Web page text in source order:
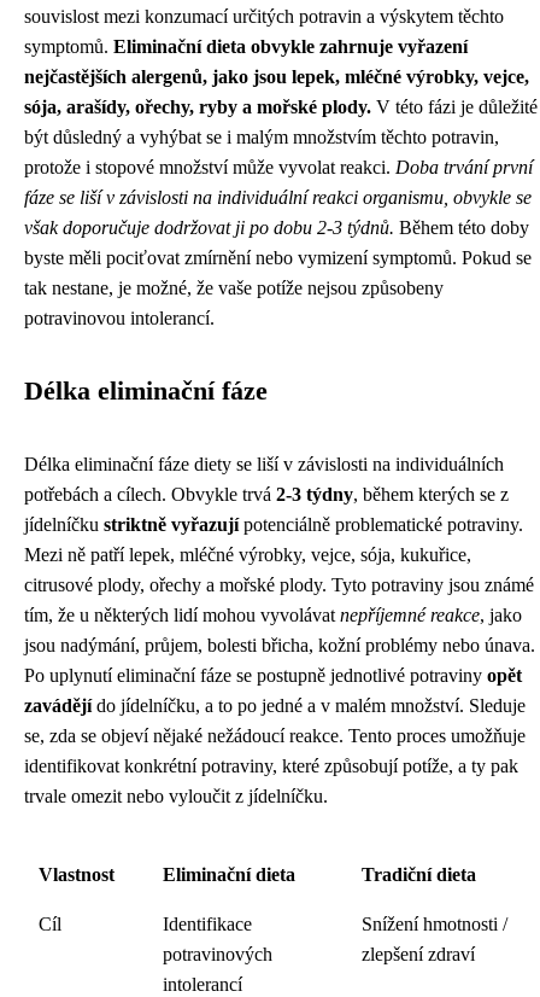
souvislost mezi konzumací určitých potravin a výskytem těchto
symptomů. Eliminační dieta obvykle zahrnuje vyřazení
nejčastějších alergenů, jako jsou lepek, mléčné výrobky, vejce,
sója, arašídy, ořechy, ryby a mořské plody. V této fázi je důležité
být důsledný a vyhýbat se i malým množstvím těchto potravin,
protože i stopové množství může vyvolat reakci. Doba trvání první
fáze se liší v závislosti na individuální reakci organismu, obvykle se
však doporučuje dodržovat ji po dobu 2-3 týdnů. Během této doby
byste měli pociťovat zmírnění nebo vymizení symptomů. Pokud se
tak nestane, je možné, že vaše potíže nejsou způsobeny
potravinovou intolerancí.
Délka eliminační fáze
Délka eliminační fáze diety se liší v závislosti na individuálních
potřebách a cílech. Obvykle trvá 2-3 týdny, během kterých se z
jídelníčku striktně vyřazujípotenciálně problematické potraviny.
Mezi ně patří lepek, mléčné výrobky, vejce, sója, kukuřice,
citrusové plody, ořechy a mořské plody. Tyto potraviny jsou známé
tím, že u některých lidí mohou vyvolávat nepříjemné reakce, jako
jsou nadýmání, průjem, bolesti břicha, kožní problémy nebo únava.
Po uplynutí eliminační fáze se postupně jednotlivé potraviny opět
zavádějído jídelníčku, a to po jedné a v malém množství. Sleduje
se, zda se objeví nějaké nežádoucí reakce. Tento proces umožňuje
identifikovat konkrétní potraviny, které způsobují potíže, a ty pak
trvale omezit nebo vyloučit z jídelníčku.
Vlastnost Eliminační dieta Tradiční dieta
Cíl
Identifikace
potravinových
intolerancí
Snížení hmotnosti /
zlepšení zdraví